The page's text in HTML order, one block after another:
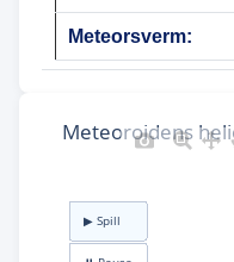
Meteorsverm: